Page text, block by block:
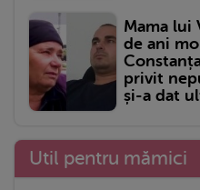
Mama lui
de ani
privit
și-a dat
Util pentru mămici